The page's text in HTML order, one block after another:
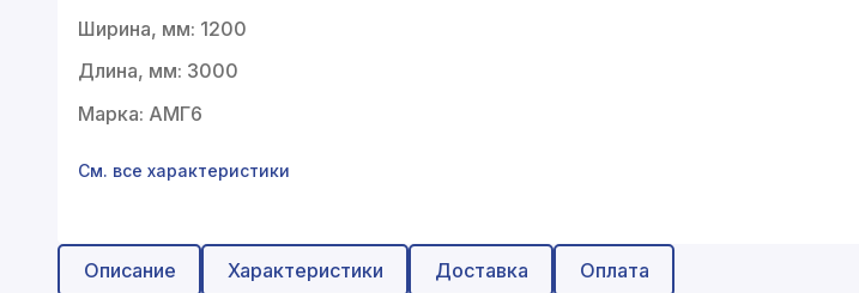
Профнастил
Композитная арматура
Ширина, мм: 1200
Длина, мм: 3000
Марка: АМГ6
См. все характеристики
Описание Характеристики Доставка
Оплата